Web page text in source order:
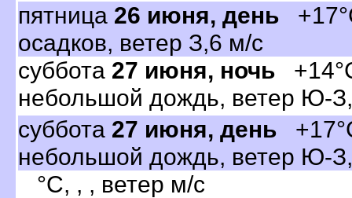
пятница 26 июня, день
осадков, ветер З,6 м/с
суббота 27 июня, ночь
небольшой дождь, ветер Ю-
суббота 27 июня, день
небольшой дождь, ветер Ю-
°C, , , ветер м/с